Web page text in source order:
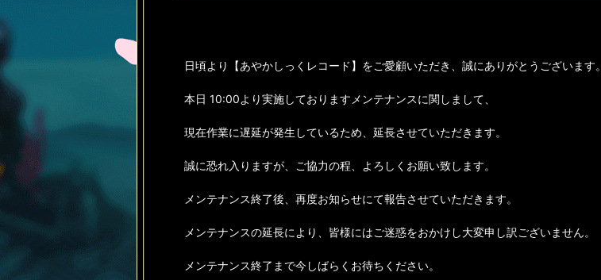
日頃より【あやかしっくレコード】をご愛顧いただき、誠にありがとうございます。
本日 10:00より実施しておりますメンテナンスに関しまして、
現在作業に遅延が発生しているため、延長させていただきます。
誠に恐れ入りますが、ご協力の程、よろしくお願い致します。
メンテナンス終了後、再度お知らせにて報告させていただきます。
メンテナンスの延長により、皆様にはご迷惑をおかけし大変申し訳ございません。
メンテナンス終了まで今しばらくお待ちください。